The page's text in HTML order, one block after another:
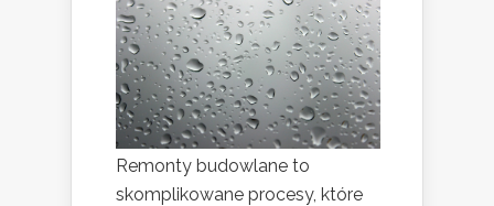
Remonty budowlane to
skomplikowane procesy, które